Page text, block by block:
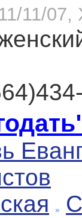
11/07,